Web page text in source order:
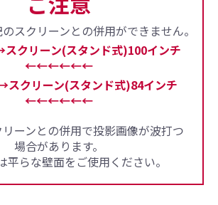
スクリーンとの併用ができません。
リーン(スタンド式)100インチ
←←←←←←
リーン(スタンド式)84インチ
←←←←←←
ーンとの併用で投影画像が波打つ
場合があります。
らな壁面をご使用ください。